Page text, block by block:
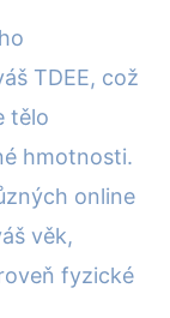
TDEE, což
tělo
hmotnosti.
online
věk,
fyzické